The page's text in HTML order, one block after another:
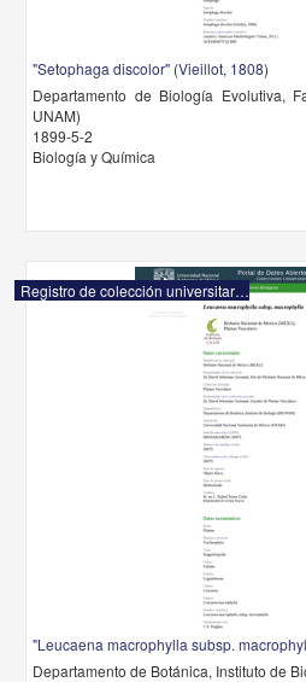
"Setophaga discolor" (Vieillot, 1808)
Departamento de Biología Evolutiva,
UNAM)
1899-5-2
Biología y Química
Registro de colección universitaria
"Leucaena macrophylla subsp.
Departamento de Botánica, Instituto de